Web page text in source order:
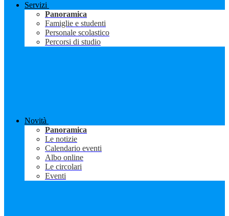
Servizi
Panoramica
Famiglie e studenti
Personale scolastico
Percorsi di studio
Novità
Panoramica
Le notizie
Calendario eventi
Albo online
Le circolari
Eventi